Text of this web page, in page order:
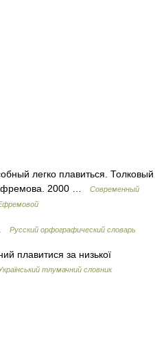
легко плавиться. Толковый
2000 …
Современный
Русский орфографический словарь
плавитися за низької
тлумачний словник